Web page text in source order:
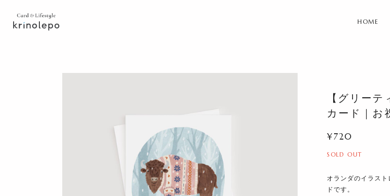
HOME
【グリー
カード｜お
¥720
SOLD OUT
オランダのイラス
ドです。